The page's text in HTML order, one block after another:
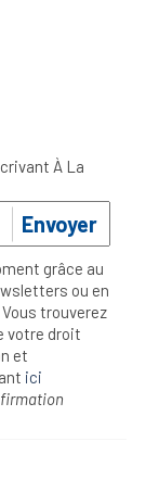
À La
Envoyer
grâce au
ou en
trouverez
votre droit
et
ici